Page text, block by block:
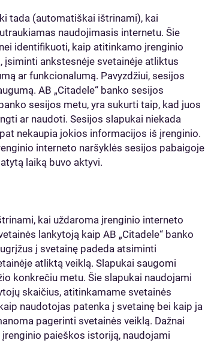
tada (automatiškai ištrinami), kai
naudojimasis internetu. Šie
identifikuoti, kaip atitinkamo įrenginio
įsiminti ankstesnėje svetainėje atliktus
ar funkcionalumą. Pavyzdžiui, sesijos
AB „Citadele“ banko sesijos
sesijos metu, yra sukurti taip, kad juos
ar naudoti. Sesijos slapukai niekada
nekaupia jokios informacijos iš įrenginio.
interneto naršyklės sesijos pabaigoje
laiką buvo aktyvi.
kai uždaroma įrenginio interneto
lankytoją kaip AB „Citadele“ banko
į svetainę padeda atsiminti
atliktą veiklą. Slapukai saugomi
konkrečiu metu. Šie slapukai naudojami
skaičius, atitinkamame svetainės
naudotojas patenka į svetainę bei kaip ja
pagerinti svetainės veiklą. Dažnai
paieškos istoriją, naudojami